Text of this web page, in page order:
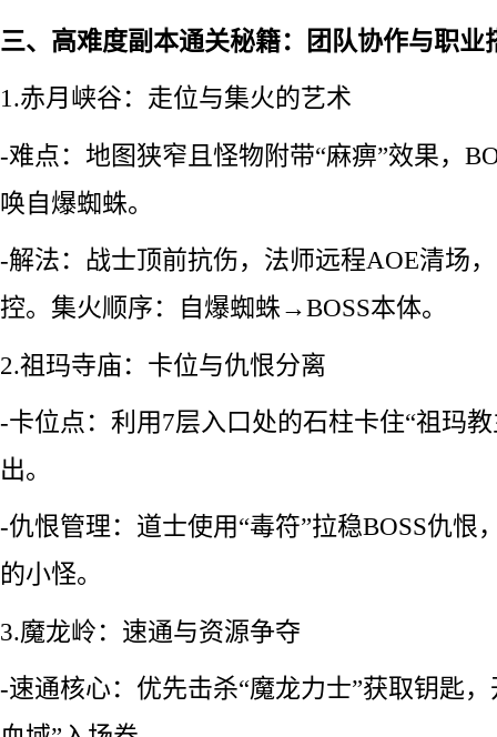
三、高难度副本通关秘籍：团队协作与职业
1.赤月峡谷：走位与集火的艺术
-难点：地图狭窄且怪物附带“麻痹”效果，
唤自爆蜘蛛。
-解法：战士顶前抗伤，法师远程AOE清场
控。集火顺序：自爆蜘蛛→BOSS本体。
2.祖玛寺庙：卡位与仇恨分离
-卡位点：利用7层入口处的石柱卡住“祖玛
出。
-仇恨管理：道士使用“毒符”拉稳BOSS仇恨
的小怪。
3.魔龙岭：速通与资源争夺
-速通核心：优先击杀“魔龙力士”获取钥匙